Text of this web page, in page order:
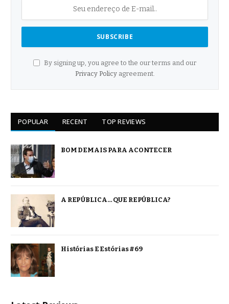
By signing up, you agree to the our terms and our
Privacy Policyagreement.
POPULAR RECENT TOP REVIEWS
BOM DEMAIS PARA ACONTECER
A REPÚBLICA… QUE REPÚBLICA?
Histórias E Estórias #69